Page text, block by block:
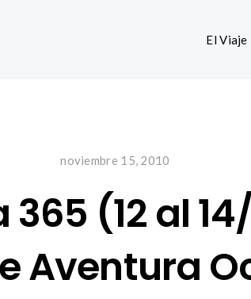
El Viaje
noviembre 15, 2010
(12 al
Aventura